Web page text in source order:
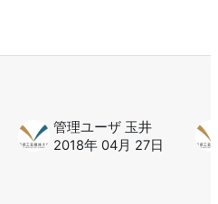
管理ユーザ 玉井
2018年 04月 27日